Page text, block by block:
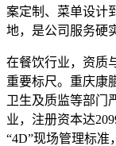
案定制、菜单设计
地，是公司服务硬
在餐饮行业，资质
重要标尺。重庆康
卫生及质监等部门
业，注册资本达
“4D”现场管理标准